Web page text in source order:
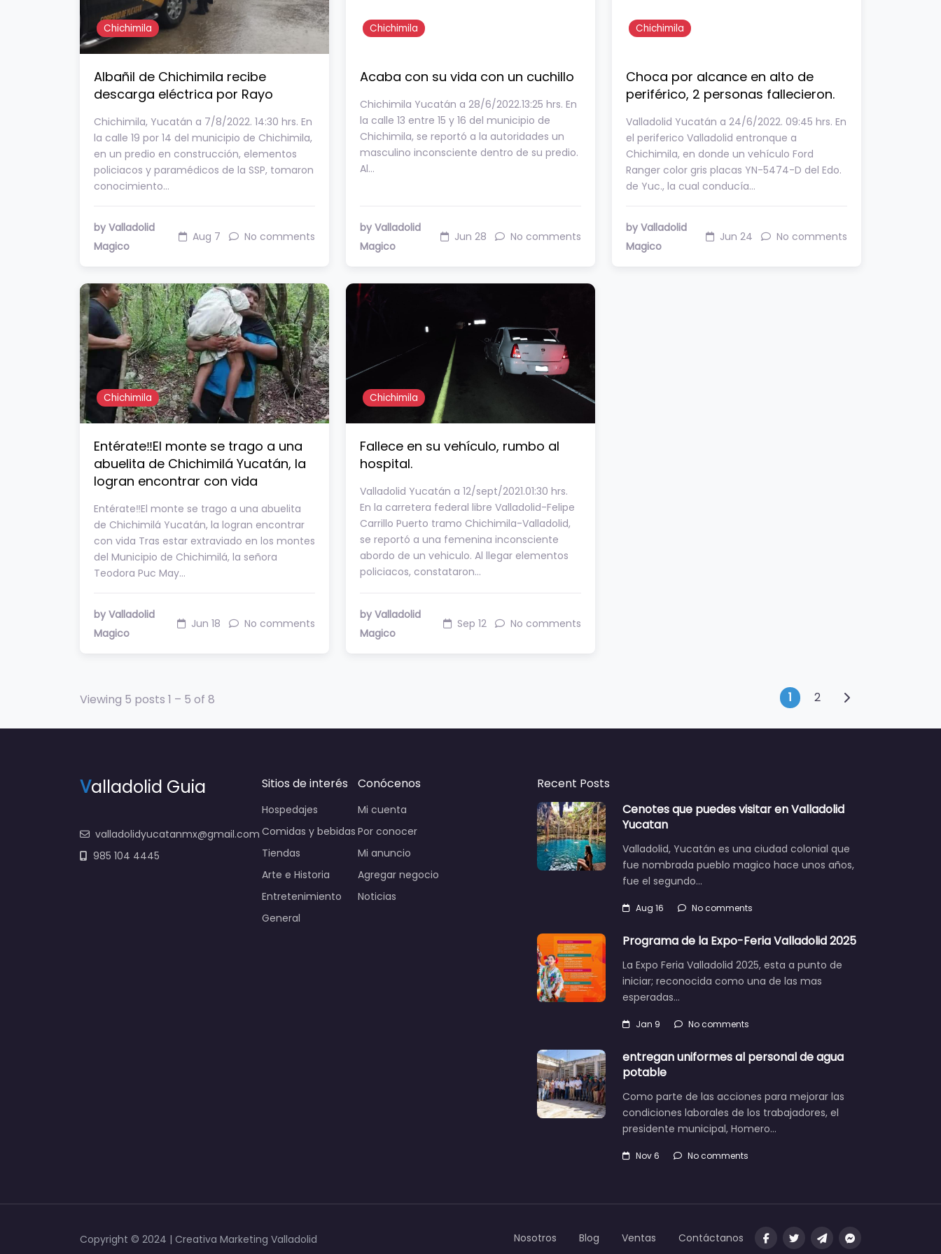
Chichimila
Albañil de Chichimila recibe
descarga eléctrica por Rayo
Chichimila, Yucatán a 7/8/2022. 14:30 hrs. En
la calle 19 por 14 del municipio de Chichimila,
en un predio en construcción, elementos
policiacos y paramédicos de la SSP, tomaron
conocimiento…
by Valladolid
Magico
Aug 7 No comments
Chichimila
Acaba con su vida con un cuchillo
Chichimila Yucatán a 28/6/2022.13:25 hrs. En
la calle 13 entre 15 y 16 del municipio de
Chichimila, se reportó a la autoridades un
masculino inconsciente dentro de su predio.
Al…
by Valladolid
Magico
Jun 28 No comments
Chichimila
Choca por alcance en alto de
periférico, 2 personas fallecieron.
Valladolid Yucatán a 24/6/2022. 09:45 hrs. En
el periferico Valladolid entronque a
Chichimila, en donde un vehículo Ford
Ranger color gris placas YN-5474-D del Edo.
de Yuc., la cual conducía…
by Valladolid
Magico
Jun 24 No comments
Chichimila
Entérate‼️El monte se trago a una
abuelita de Chichimilá Yucatán, la
logran encontrar con vida
Entérate‼️El monte se trago a una abuelita
de Chichimilá Yucatán, la logran encontrar
con vida Tras estar extraviado en los montes
del Municipio de Chichimilá, la señora
Teodora Puc May…
by Valladolid
Magico
Jun 18 No comments
Chichimila
Fallece en su vehículo, rumbo al
hospital.
Valladolid Yucatán a 12/sept/2021.01:30 hrs.
En la carretera federal libre Valladolid-Felipe
Carrillo Puerto tramo Chichimila-Valladolid,
se reportó a una femenina inconsciente
abordo de un vehiculo. Al llegar elementos
policiacos, constataron…
by Valladolid
Magico
Sep 12 No comments
Viewing 5 posts 1 – 5 of 8 Posts
1 2
Valladolid Guia
valladolidyucatanmx@gmail.com
985 104 4445
Sitios de interés
Hospedajes
Comidas y bebidas
Tiendas
Arte e Historia
Entretenimiento
General
Conócenos
Mi cuenta
Por conocer
Mi anuncio
Agregar negocio
Noticias
Recent Posts
Cenotes que puedes visitar en Valladolid
Yucatan
Valladolid, Yucatán es una ciudad colonial que
fue nombrada pueblo magico hace unos años,
fue el segundo…
Aug 16 No comments
Programa de la Expo-Feria Valladolid 2025
La Expo Feria Valladolid 2025, esta a punto de
iniciar; reconocida como una de las mas
esperadas…
Jan 9 No comments
entregan uniformes al personal de agua
potable
Como parte de las acciones para mejorar las
condiciones laborales de los trabajadores, el
presidente municipal, Homero…
Nov 6 No comments
Copyright © 2024 | Creativa Marketing Valladolid Nosotros Blog Ventas Contáctanos